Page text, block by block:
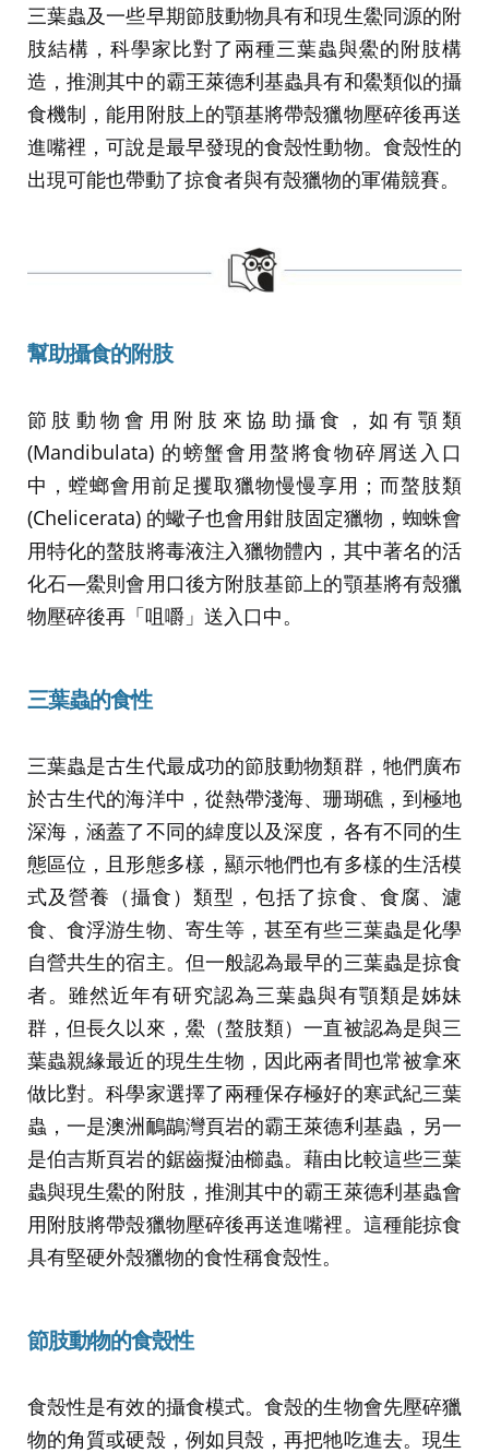
三葉蟲及一些早期節肢動物具有和現生鱟同源的附
肢結構，科學家比對了兩種三葉蟲與鱟的附肢構
造，推測其中的霸王萊德利基蟲具有和鱟類似的攝
食機制，能用附肢上的顎基將帶殼獵物壓碎後再送
進嘴裡，可說是最早發現的食殼性動物。食殼性的
出現可能也帶動了掠食者與有殼獵物的軍備競賽。
幫助攝食的附肢
節肢動物會用附肢來協助攝食，如有顎類
(Mandibulata) 的螃蟹會用螯將食物碎屑送入口
中，螳螂會用前足攫取獵物慢慢享用；而螯肢類
(Chelicerata) 的蠍子也會用鉗肢固定獵物，蜘蛛會
用特化的螯肢將毒液注入獵物體內，其中著名的活
化石—鱟則會用口後方附肢基節上的顎基將有殼獵
物壓碎後再「咀嚼」送入口中。
三葉蟲的食性
三葉蟲是古生代最成功的節肢動物類群，牠們廣布
於古生代的海洋中，從熱帶淺海、珊瑚礁，到極地
深海，涵蓋了不同的緯度以及深度，各有不同的生
態區位，且形態多樣，顯示牠們也有多樣的生活模
式及營養（攝食）類型，包括了掠食、食腐、濾
食、食浮游生物、寄生等，甚至有些三葉蟲是化學
自營共生的宿主。但一般認為最早的三葉蟲是掠食
者。雖然近年有研究認為三葉蟲與有顎類是姊妹
群，但長久以來，鱟（螯肢類）一直被認為是與三
葉蟲親緣最近的現生生物，因此兩者間也常被拿來
做比對。科學家選擇了兩種保存極好的寒武紀三葉
蟲，一是澳洲鴯鶓灣頁岩的霸王萊德利基蟲，另一
是伯吉斯頁岩的鋸齒擬油櫛蟲。藉由比較這些三葉
蟲與現生鱟的附肢，推測其中的霸王萊德利基蟲會
用附肢將帶殼獵物壓碎後再送進嘴裡。這種能掠食
具有堅硬外殼獵物的食性稱食殼性。
節肢動物的食殼性
食殼性是有效的攝食模式。食殼的生物會先壓碎獵
物的角質或硬殼，例如貝殼，再把牠吃進去。現生